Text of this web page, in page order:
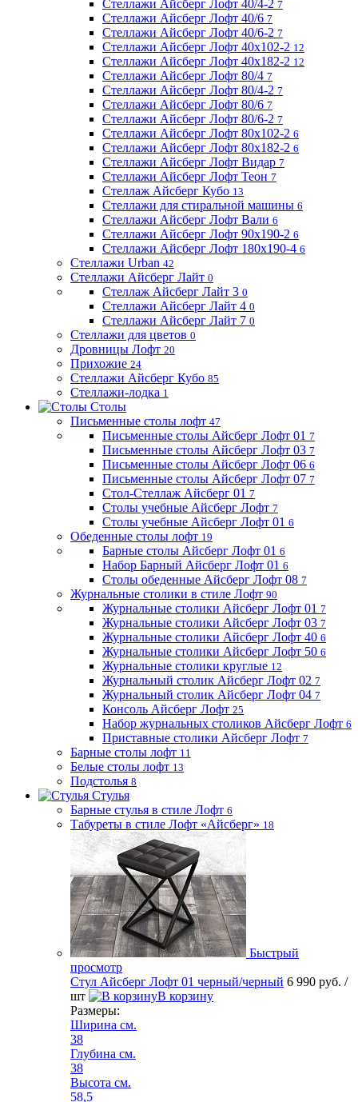
Стеллажи Айсберг Лофт 40/4-2 7
Стеллажи Айсберг Лофт 40/6 7
Стеллажи Айсберг Лофт 40/6-2 7
Стеллажи Айсберг Лофт 40х102-2 12
Стеллажи Айсберг Лофт 40х182-2 12
Стеллажи Айсберг Лофт 80/4 7
Стеллажи Айсберг Лофт 80/4-2 7
Стеллажи Айсберг Лофт 80/6 7
Стеллажи Айсберг Лофт 80/6-2 7
Стеллажи Айсберг Лофт 80х102-2 6
Стеллажи Айсберг Лофт 80х182-2 6
Стеллажи Айсберг Лофт Видар 7
Стеллажи Айсберг Лофт Теон 7
Стеллаж Айсберг Кубо 13
Стеллажи для стиральной машины 6
Стеллажи Айсберг Лофт Вали 6
Стеллажи Айсберг Лофт 90х190-2 6
Стеллажи Айсберг Лофт 180х190-4 6
Стеллажи Urban 42
Стеллажи Айсберг Лайт 0
Стеллаж Айсберг Лайт 3 0
Стеллажи Айсберг Лайт 4 0
Стеллажи Айсберг Лайт 7 0
Стеллажи для цветов 0
Дровницы Лофт 20
Прихожие 24
Стеллажи Айсберг Кубо 85
Стеллажи-лодка 1
Столы
Письменные столы лофт 47
Письменные столы Айсберг Лофт 01 7
Письменные столы Айсберг Лофт 03 7
Письменные столы Айсберг Лофт 06 6
Письменные столы Айсберг Лофт 07 7
Стол-Стеллаж Айсберг 01 7
Столы учебные Айсберг Лофт 7
Столы учебные Айсберг Лофт 01 6
Обеденные столы лофт 19
Барные столы Айсберг Лофт 01 6
Набор Барный Айсберг Лофт 01 6
Столы обеденные Айсберг Лофт 08 7
Журнальные столики в стиле Лофт 90
Журнальные столики Айсберг Лофт 01 7
Журнальные столики Айсберг Лофт 03 7
Журнальные столики Айсберг Лофт 40 6
Журнальные столики Айсберг Лофт 50 6
Журнальные столики круглые 12
Журнальный столик Айсберг Лофт 02 7
Журнальный столик Айсберг Лофт 04 7
Консоль Айсберг Лофт 25
Набор журнальных столиков Айсберг Лофт 6
Приставные столики Айсберг Лофт 7
Барные столы лофт 11
Белые столы лофт 13
Подстолья 8
Стулья
Барные стулья в стиле Лофт 6
Табуреты в стиле Лофт «Айсберг» 18
Быстрый
просмотр
Стул Айсберг Лофт 01 черный/черный 6 990 руб. /
шт
В корзину
Размеры:
Ширина см.
38
Глубина см.
38
Высота см.
58,5